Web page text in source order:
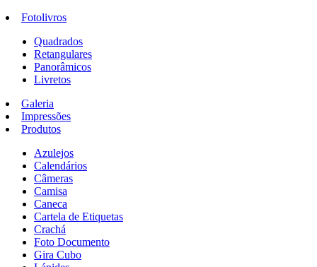
Fotolivros
Quadrados
Retangulares
Panorâmicos
Livretos
Galeria
Impressões
Produtos
Azulejos
Calendários
Câmeras
Camisa
Caneca
Cartela de Etiquetas
Crachá
Foto Documento
Gira Cubo